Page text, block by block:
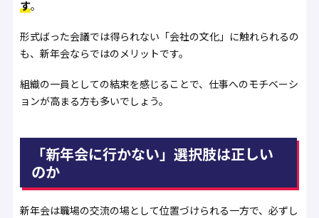
す。
形式ばった会議では得られない「会社の文化」に触れられるの
も、新年会ならではのメリットです。
組織の一員としての結束を感じることで、仕事へのモチベーシ
ョンが高まる方も多いでしょう。
「新年会に行かない」選択肢は正しい
のか
新年会は職場の交流の場として位置づけられる一方で、必ずし